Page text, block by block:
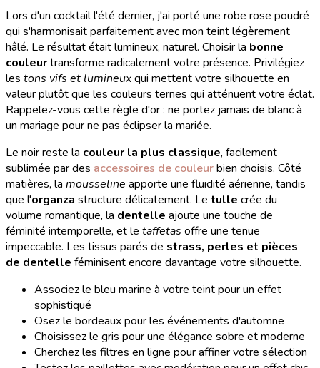
Lors d'un cocktail l'été dernier, j'ai porté une robe rose poudré
qui s'harmonisait parfaitement avec mon teint légèrement
hâlé. Le résultat était lumineux, naturel. Choisir la bonne
couleurtransforme radicalement votre présence. Privilégiez
les tons vifs et lumineuxqui mettent votre silhouette en
valeur plutôt que les couleurs ternes qui atténuent votre éclat.
Rappelez-vous cette règle d'or : ne portez jamais de blanc à
un mariage pour ne pas éclipser la mariée.
Le noir reste la couleur la plus classique, facilement
sublimée par des accessoires de couleurbien choisis. Côté
matières, la mousseline apporte une fluidité aérienne, tandis
que l'organza structure délicatement. Le tulle crée du
volume romantique, la dentelle ajoute une touche de
féminité intemporelle, et le taffetas offre une tenue
impeccable. Les tissus parés de strass, perles et pièces
de dentelle féminisent encore davantage votre silhouette.
Associez le bleu marine à votre teint pour un effet
sophistiqué
Osez le bordeaux pour les événements d'automne
Choisissez le gris pour une élégance sobre et moderne
Cherchez les filtres en ligne pour affiner votre sélection